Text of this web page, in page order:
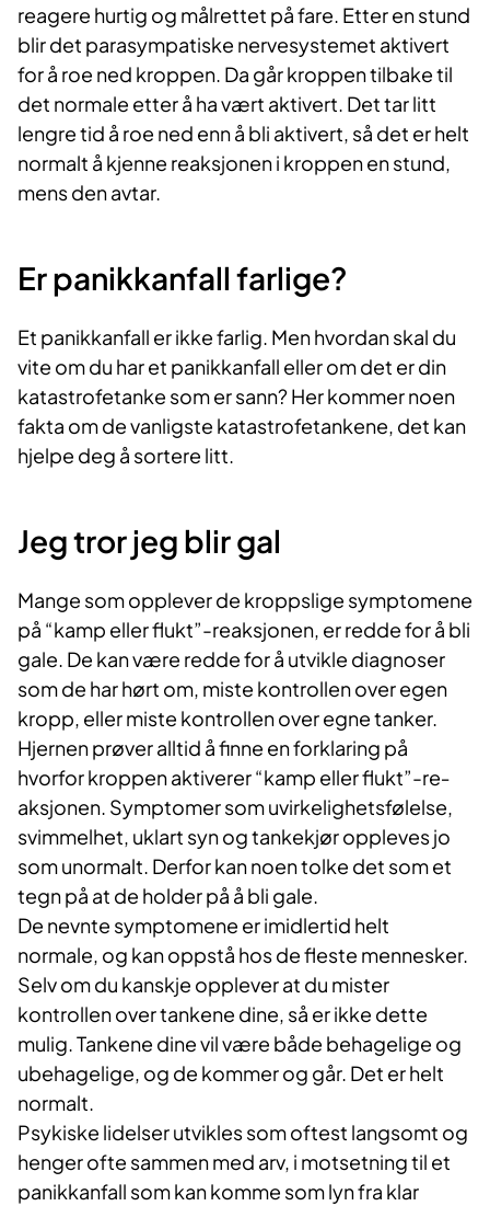
reagere hurtig og målrettet på fare. Etter en stund
blir det parasympatiske nervesystemet aktivert
for å roe ned kroppen. Da går kroppen tilbake til
det normale etter å ha vært aktivert. Det tar litt
lengre tid å roe ned enn å bli aktivert, så det er helt
normalt å kjenne reaksjonen i kroppen en stund,
mens den avtar.
Er panikkanfall farlige?
Et panikkanfall er ikke farlig. Men hvordan skal du
vite om du har et panikkanfall eller om det er din
katastrofetanke som er sann? Her kommer noen
fakta om de vanligste katastro­fetankene, det kan
hjelpe deg å sortere litt.
Jeg tror jeg blir gal
Mange som opplever de kroppslige symptomene
på “kamp eller flukt”-reaksjonen, er red­de for å bli
gale. De kan være redde for å utvikle diagnoser
som de har hørt om, miste kontrollen over egen
kropp, eller miste kontrollen over egne tanker.
Hjernen prøver alltid å finne en forklaring på
hvorfor kroppen aktiverer “kamp eller flukt”-re­
aksjonen. Symptomer som uvirkelighetsfølelse,
svimmelhet, uklart syn og tankekjør opp­leves jo
som unormalt. Derfor kan noen tolke det som et
tegn på at de holder på å bli gale.
De nevnte symptomene er imidlertid helt
normale, og kan oppstå hos de fleste mennes­ker.
Selv om du kanskje opplever at du mister
kontrollen over tankene dine, så er ikke dette
mulig. Tankene dine vil være både behagelige og
ubehagelige, og de kommer og går. Det er helt
normalt.
Psykiske lidelser utvikles som oftest langsomt og
henger ofte sammen med arv, i motset­ning til et
panikkanfall som kan komme som lyn fra klar